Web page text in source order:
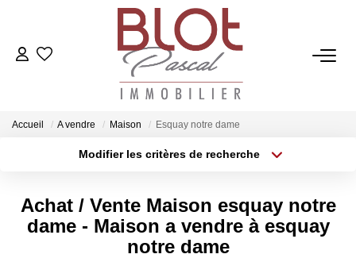
ACCUEIL
ACHETER
VENDRE
Accueil A vendre Maison Esquay notre dame
Modifier les critères de recherche
Plus de critères Créer une alerte
Achat / Vente Maison esquay notre
dame - Maison a vendre à esquay
notre dame